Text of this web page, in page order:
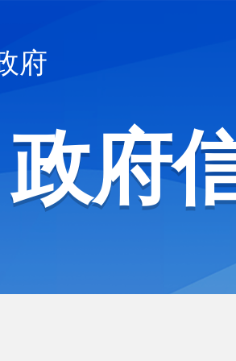
府
政府